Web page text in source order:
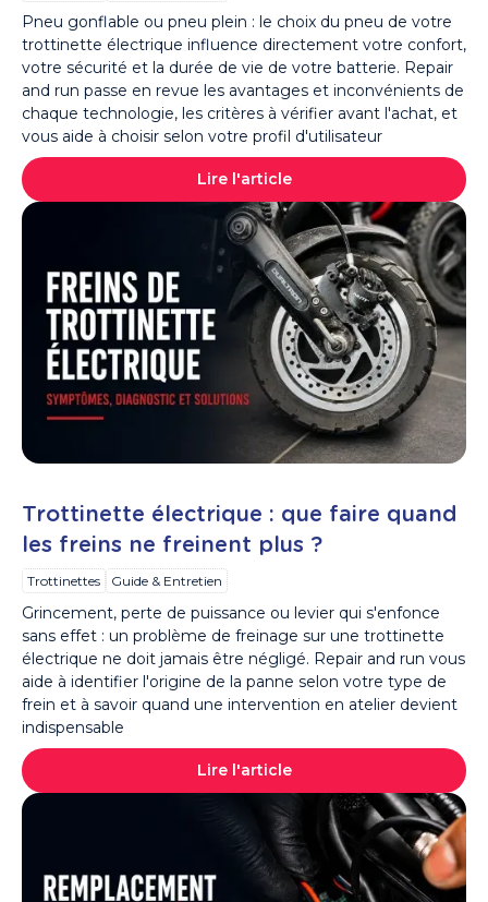
Pneu gonflable ou pneu plein : le choix du pneu de votre
trottinette électrique influence directement votre confort,
votre sécurité et la durée de vie de votre batterie. Repair
and run passe en revue les avantages et inconvénients de
chaque technologie, les critères à vérifier avant l'achat, et
vous aide à choisir selon votre profil d'utilisateur
Lire l'article
Trottinette électrique : que faire quand
les freins ne freinent plus ?
Trottinettes Guide & Entretien
Grincement, perte de puissance ou levier qui s'enfonce
sans effet : un problème de freinage sur une trottinette
électrique ne doit jamais être négligé. Repair and run vous
aide à identifier l'origine de la panne selon votre type de
frein et à savoir quand une intervention en atelier devient
indispensable
Lire l'article